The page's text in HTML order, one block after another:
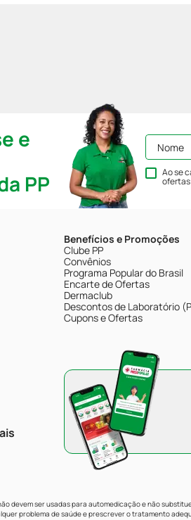
e
PP
Ao se
ofertas
Benefícios e Promoções
Clube PP
Convênios
Programa Popular do Brasil
Encarte de Ofertas
Dermaclub
Descontos de Laboratório
Cupons e Ofertas
devem ser usadas para automedicação e não
problema de saúde e prescrever o tratamento